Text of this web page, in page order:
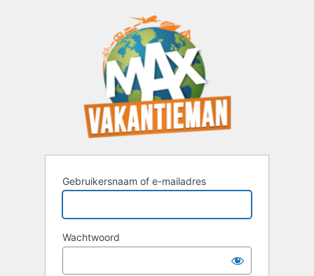
Gebruikersnaam of e-mailadres
Wachtwoord